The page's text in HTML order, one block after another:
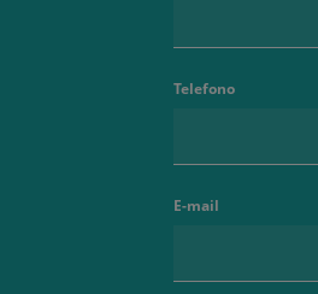
Telefono
E-mail